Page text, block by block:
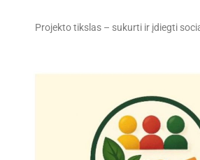
Projekto tikslas – sukurti ir įdiegti